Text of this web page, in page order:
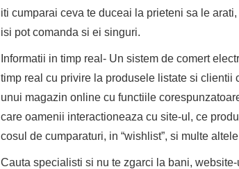
iti cumparai ceva te duceai la prieteni sa le
isi pot comanda si ei singuri.
Informatii in timp real- Un sistem de comert
timp real cu privire la produsele listate si clientii
unui magazin online cu functiile
care oamenii interactioneaza cu site-ul, ce
cosul de cumparaturi, in “wishlist”, si multe
Cauta specialisti si nu te zgarci la bani,